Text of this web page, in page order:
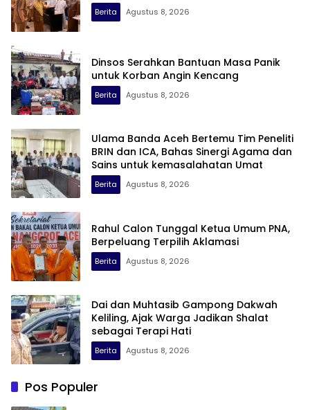
Berita Agustus 8, 2026
Dinsos Serahkan Bantuan Masa Panik
untuk Korban Angin Kencang
Berita Agustus 8, 2026
Ulama Banda Aceh Bertemu Tim Peneliti
BRIN dan ICA, Bahas Sinergi Agama dan
Sains untuk kemasalahatan Umat
Berita Agustus 8, 2026
Rahul Calon Tunggal Ketua Umum PNA,
Berpeluang Terpilih Aklamasi
Berita Agustus 8, 2026
Dai dan Muhtasib Gampong Dakwah
Keliling, Ajak Warga Jadikan Shalat
sebagai Terapi Hati
Berita Agustus 8, 2026
Pos Populer